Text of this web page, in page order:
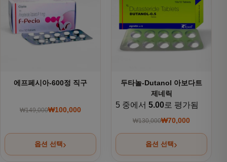
에프페시아-600정 직구
₩149,000 원래 가격: ₩149,000.
₩100,000
현재 가격: ₩100,000.
옵션 선택
두타놀-Dutanol 아보다트
제네릭
5 중에서 5.00로 평가됨
₩130,000원래 가격:
₩70,000
현재 가격: ₩70,000.
옵션 선택